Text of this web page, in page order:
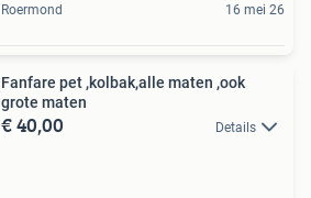
Roermond 16 mei 26
Fanfare pet ,kolbak,alle maten ,ook
grote maten
€ 40,00 Details